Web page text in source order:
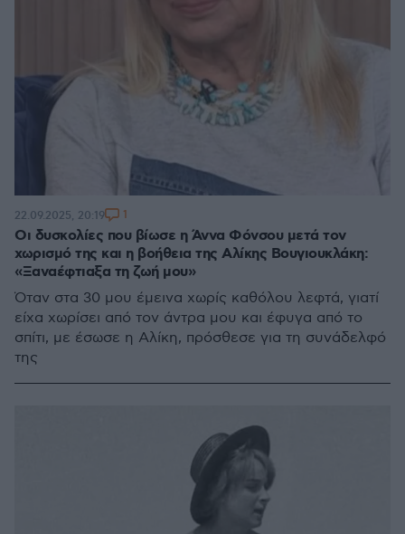
Οι δυσκολίες που βίωσε η Άννα Φόνσου μετά τον
χωρισμό της και η βοήθεια της Αλίκης Βουγιουκλάκη:
«Ξαναέφτιαξα τη ζωή μου»
Όταν στα 30 μου έμεινα χωρίς καθόλου λεφτά, γιατί
είχα χωρίσει από τον άντρα μου και έφυγα από το
σπίτι, με έσωσε η Αλίκη, πρόσθεσε για τη συνάδελφό
της
22.09.2025, 20:19 1